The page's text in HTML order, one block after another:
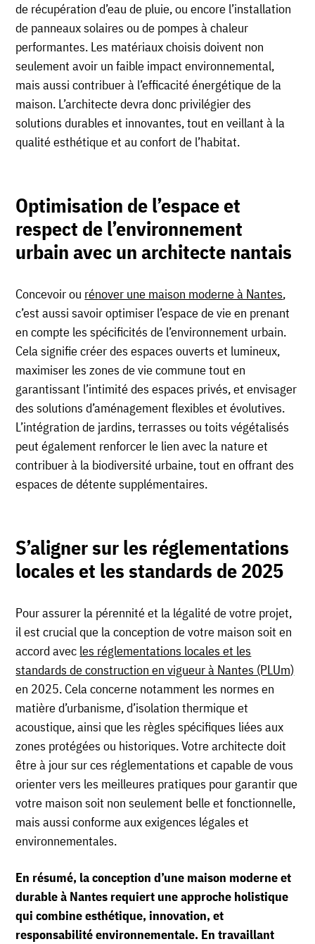
de récupération d’eau de pluie, ou encore l’installation
de panneaux solaires ou de pompes à chaleur
performantes. Les matériaux choisis doivent non
seulement avoir un faible impact environnemental,
mais aussi contribuer à l’efficacité énergétique de la
maison. L’architecte devra donc privilégier des
solutions durables et innovantes, tout en veillant à la
qualité esthétique et au confort de l’habitat.
Optimisation de l’espace et
respect de l’environnement
urbain avec un architecte nantais
Concevoir ou rénover une maison moderne à Nantes,
c’est aussi savoir optimiser l’espace de vie en prenant
en compte les spécificités de l’environnement urbain.
Cela signifie créer des espaces ouverts et lumineux,
maximiser les zones de vie commune tout en
garantissant l’intimité des espaces privés, et envisager
des solutions d’aménagement flexibles et évolutives.
L’intégration de jardins, terrasses ou toits végétalisés
peut également renforcer le lien avec la nature et
contribuer à la biodiversité urbaine, tout en offrant des
espaces de détente supplémentaires.
S’aligner sur les réglementations
locales et les standards de 2025
Pour assurer la pérennité et la légalité de votre projet,
il est crucial que la conception de votre maison soit en
accord avec les réglementations locales et les
standards de construction en vigueur à Nantes (PLUm)
en 2025. Cela concerne notamment les normes en
matière d’urbanisme, d’isolation thermique et
acoustique, ainsi que les règles spécifiques liées aux
zones protégées ou historiques. Votre architecte doit
être à jour sur ces réglementations et capable de vous
orienter vers les meilleures pratiques pour garantir que
votre maison soit non seulement belle et fonctionnelle,
mais aussi conforme aux exigences légales et
environnementales.
En résumé, la conception d’une maison moderne et
durable à Nantes requiert une approche holistique
qui combine esthétique, innovation, et
responsabilité environnementale. En travaillant